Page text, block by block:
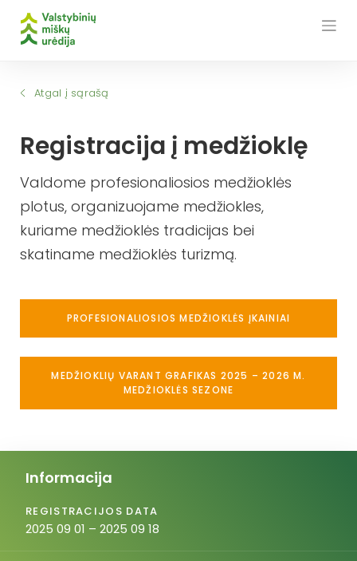
Atgal į sąrašą
Registracija į medžioklę
Valdome profesionaliosios medžioklės
plotus, organizuojame medžiokles,
kuriame medžioklės tradicijas bei
skatiname medžioklės turizmą.
PROFESIONALIOSIOS MEDŽIOKLĖS ĮKAINIAI
MEDŽIOKLIŲ VARANT GRAFIKAS 2025 – 2026 M.
MEDŽIOKLĖS SEZONE
Informacija
REGISTRACIJOS DATA
2025 09 01 – 2025 09 18